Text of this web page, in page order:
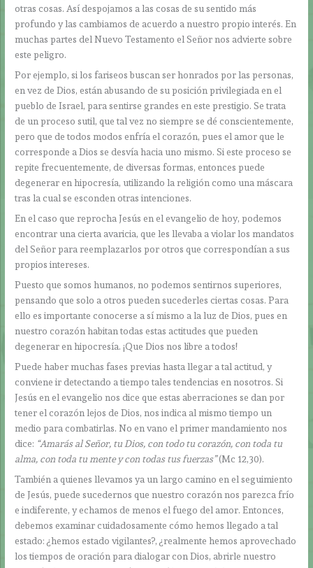
otras cosas. Así despojamos a las cosas de su sentido más
profundo y las cambiamos de acuerdo a nuestro propio interés. En
muchas partes del Nuevo Testamento el Señor nos advierte sobre
este peligro.
Por ejemplo, si los fariseos buscan ser honrados por las personas,
en vez de Dios, están abusando de su posición privilegiada en el
pueblo de Israel, para sentirse grandes en este prestigio. Se trata
de un proceso sutil, que tal vez no siempre se dé conscientemente,
pero que de todos modos enfría el corazón, pues el amor que le
corresponde a Dios se desvía hacia uno mismo. Si este proceso se
repite frecuentemente, de diversas formas, entonces puede
degenerar en hipocresía, utilizando la religión como una máscara
tras la cual se esconden otras intenciones.
En el caso que reprocha Jesús en el evangelio de hoy, podemos
encontrar una cierta avaricia, que les llevaba a violar los mandatos
del Señor para reemplazarlos por otros que correspondían a sus
propios intereses.
Puesto que somos humanos, no podemos sentirnos superiores,
pensando que solo a otros pueden sucederles ciertas cosas. Para
ello es importante conocerse a sí mismo a la luz de Dios, pues en
nuestro corazón habitan todas estas actitudes que pueden
degenerar en hipocresía. ¡Que Dios nos libre a todos!
Puede haber muchas fases previas hasta llegar a tal actitud, y
conviene ir detectando a tiempo tales tendencias en nosotros. Si
Jesús en el evangelio nos dice que estas aberraciones se dan por
tener el corazón lejos de Dios, nos indica al mismo tiempo un
medio para combatirlas. No en vano el primer mandamiento nos
dice: “Amarás al Señor, tu Dios, con todo tu corazón, con toda tu
alma, con toda tu mente y con todas tus fuerzas”(Mc 12,30).
También a quienes llevamos ya un largo camino en el seguimiento
de Jesús, puede sucedernos que nuestro corazón nos parezca frío
e indiferente, y echamos de menos el fuego del amor. Entonces,
debemos examinar cuidadosamente cómo hemos llegado a tal
estado: ¿hemos estado vigilantes?, ¿realmente hemos aprovechado
los tiempos de oración para dialogar con Dios, abrirle nuestro